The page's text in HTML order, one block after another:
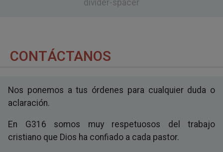
CONTÁCTANOS
Nos ponemos a tus órdenes para cualquier duda o
aclaración.
En G316 somos muy respetuosos del trabajo
cristiano que Dios ha confiado a cada pastor.